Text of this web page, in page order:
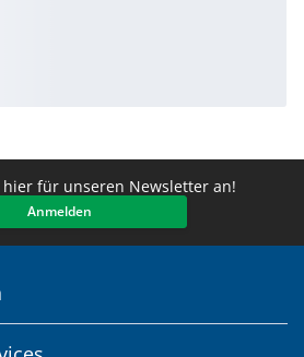
hier für unseren Newsletter an!
Anmelden